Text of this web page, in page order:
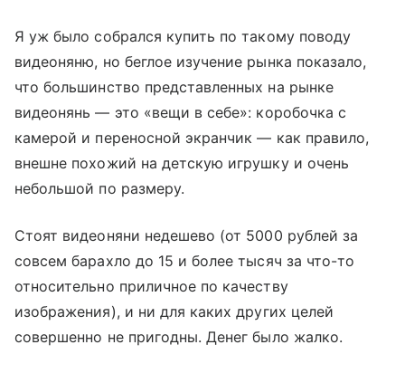
Я уж было собрался купить по такому поводу
видеоняню, но беглое изучение рынка показало,
что большинство представленных на рынке
видеонянь — это «вещи в себе»: коробочка с
камерой и переносной экранчик — как правило,
внешне похожий на детскую игрушку и очень
небольшой по размеру.
Стоят видеоняни недешево (от 5000 рублей за
совсем барахло до 15 и более тысяч за что-то
относительно приличное по качеству
изображения), и ни для каких других целей
совершенно не пригодны. Денег было жалко.